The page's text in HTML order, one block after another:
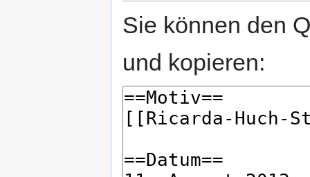
Sie können den
und kopieren: